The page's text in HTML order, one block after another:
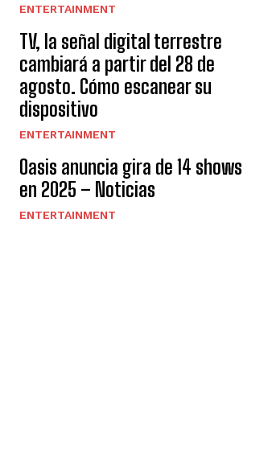
ENTERTAINMENT
TV, la señal digital terrestre
cambiará a partir del 28 de
agosto. Cómo escanear su
dispositivo
ENTERTAINMENT
Oasis anuncia gira de 14 shows
en 2025 – Noticias
ENTERTAINMENT